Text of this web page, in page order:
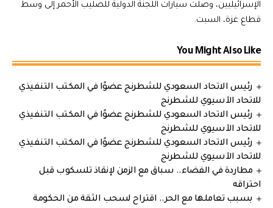
الإسرائيليين، وصلت سيارات اللجنة الدولية للصليب الأحمر إلى وسط
قطاع غزة، السبت.
You Might Also Like
رئيس الاتحاد السعودي للشطرنج عضوًا في المكتب التنفيذي
للاتحاد الآسيوي للشطرنج
رئيس الاتحاد السعودي للشطرنج عضوًا في المكتب التنفيذي
للاتحاد الآسيوي للشطرنج
رئيس الاتحاد السعودي للشطرنج عضوًا في المكتب التنفيذي
للاتحاد الآسيوي للشطرنج
مطاردة في الفضاء.. سباق مع الزمن لإنقاذ تلسكوب قبل
احتراقه
بسبب تعاملها مع الحر.. اقتراح لسحب الثقة من الحكومة